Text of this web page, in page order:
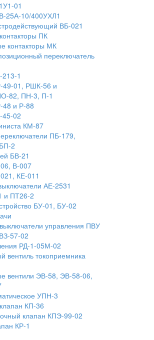
01
25А-10/400УХЛ1
ВБ-021
ПК
контакторы МК
переключатель
1
49-01, РШК-56 и
82, ПН-3, П-1
48 и Р-88
45-02
КМ-87
ПБ-179,
2
БВ-21
В-007
КЕ-011
АЕ-2531
и ПТ26-2
БУ-01, БУ-02
управления ПВУ
57-02
РД-1-05М-02
вентиль токоприемника
вентили ЭВ-58, ЭВ-58-06,
УПН-3
КП-36
клапан КПЭ-99-02
КР-1